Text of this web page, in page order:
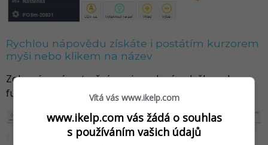
Rychlou nápovědu získáte i postátím kurzorem
myši nebo klikem na název
Zobrazí se vám stručný popis co daná položka nebo
funkce znamená.
Vítá vás www.ikelp.com
www.ikelp.com vás žádá o souhlas
s používáním vašich údajů